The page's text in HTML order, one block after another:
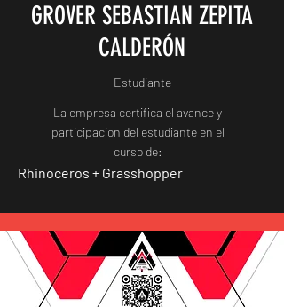
GROVER SEBASTIAN ZEPITA
CALDERÓN
Estudiante
La empresa certifica el avance y
participacion del estudiante en el
curso de:
Rhinoceros + Grasshopper